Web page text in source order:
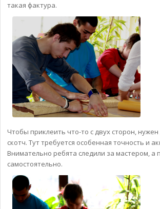
такая фактура.
Чтобы приклеить что-то с двух сторон,
скотч. Тут требуется особенная точность и
Внимательно ребята следили за мастером, а
самостоятельно.